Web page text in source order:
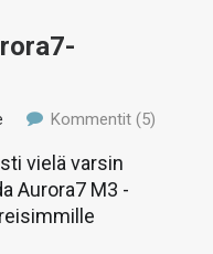
Kommentit (5)
vielä varsin
Aurora7 M3 -